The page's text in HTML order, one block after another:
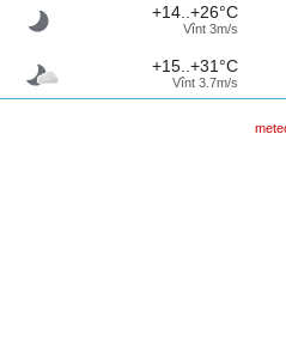
+14..+26°C
Vînt 3m/s
+15..+31°C
Vînt 3.7m/s